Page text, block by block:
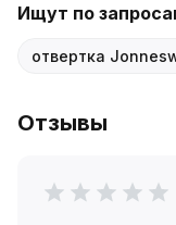
Ищут по
отвертка
Отзывы